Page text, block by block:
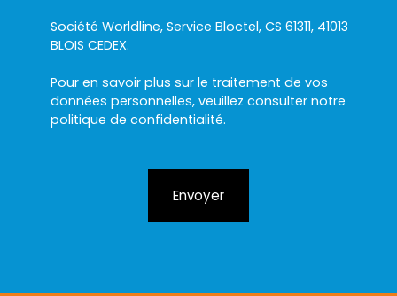
Société Worldline, Service Bloctel, CS 61311, 41013
BLOIS CEDEX.
Pour en savoir plus sur le traitement de vos
données personnelles, veuillez consulter notre
politique de confidentialité.
Envoyer